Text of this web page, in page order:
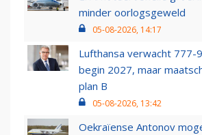
minder oorlogsgeweld
05-08-2026, 14:17
Lufthansa verwacht 777-
begin 2027, maar
plan B
05-08-2026, 13:42
Oekraïense Antonov